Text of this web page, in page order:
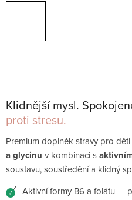
Klidnější mysl.
proti stresu.
Premium doplněk stravy pro
a glycinu v kombinaci s
soustavu, soustředění a klidný
✓ Aktivní formy B6 a folátu —